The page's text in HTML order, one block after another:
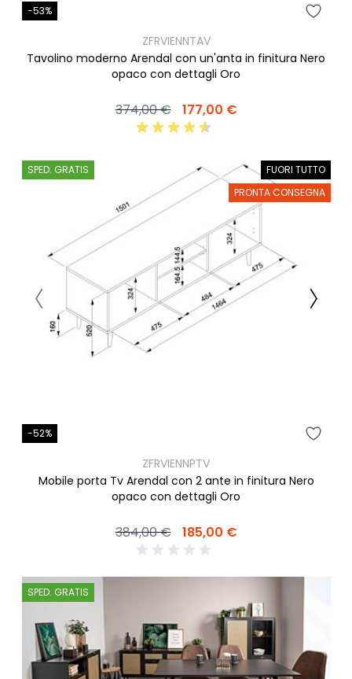
-53%
ZFRVIENNTAV
Tavolino moderno Arendal con un'anta in finitura Nero
opaco con dettagli Oro
374,00 € 177,00 €
SPED. GRATIS
FUORI TUTTO
PRONTA CONSEGNA
-52%
ZFRVIENNPTV
Mobile porta Tv Arendal con 2 ante in finitura Nero
opaco con dettagli Oro
384,00 € 185,00 €
SPED. GRATIS